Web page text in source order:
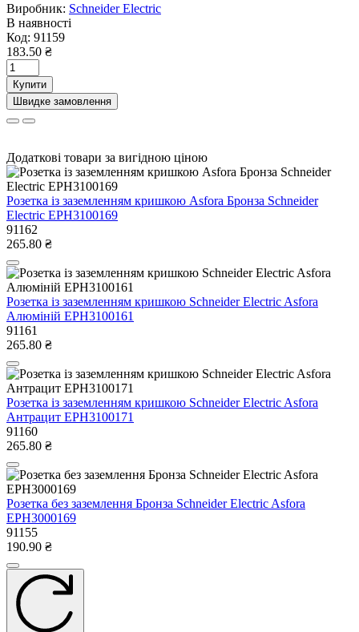
Виробник: Schneider Electric
В наявності
Код: 91159
183.50 ₴
Купити
Швидке замовлення
Додаткові товари за вигідною ціною
Розетка із заземленням кришкою Asfora Бронза Schneider
Electric EPH3100169
91162
265.80 ₴
Розетка із заземленням кришкою Schneider Electric Asfora
Алюміній EPH3100161
91161
265.80 ₴
Розетка із заземленням кришкою Schneider Electric Asfora
Антрацит EPH3100171
91160
265.80 ₴
Розетка без заземлення Бронза Schneider Electric Asfora
EPH3000169
91155
190.90 ₴